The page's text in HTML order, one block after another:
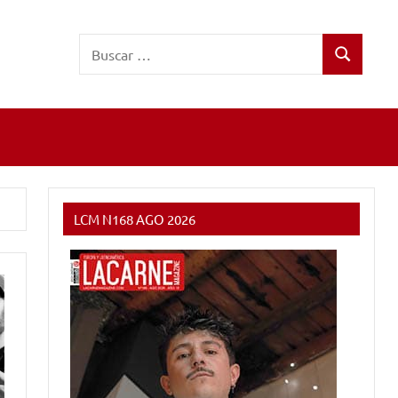
Buscar
LCM N168 AGO 2026